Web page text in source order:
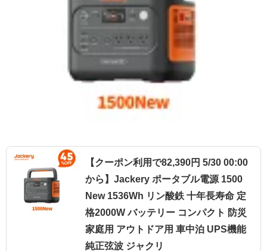
【クーポン利用で82,390円 5/30 00:00
から】Jackery ポータブル電源 1500
New 1536Wh リン酸鉄 十年長寿命 定
格2000W バッテリー コンパクト 防災
家庭用 アウトドア用 車中泊 UPS機能
純正弦波 ジャクリ